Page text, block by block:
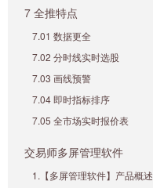
7 全推特点
7.01 数据更全
7.02 分时线实时选股
7.03 画线预警
7.04 即时指标排序
7.05 全市场实时报价表
交易师多屏管理软件
1.【多屏管理软件】产品概述